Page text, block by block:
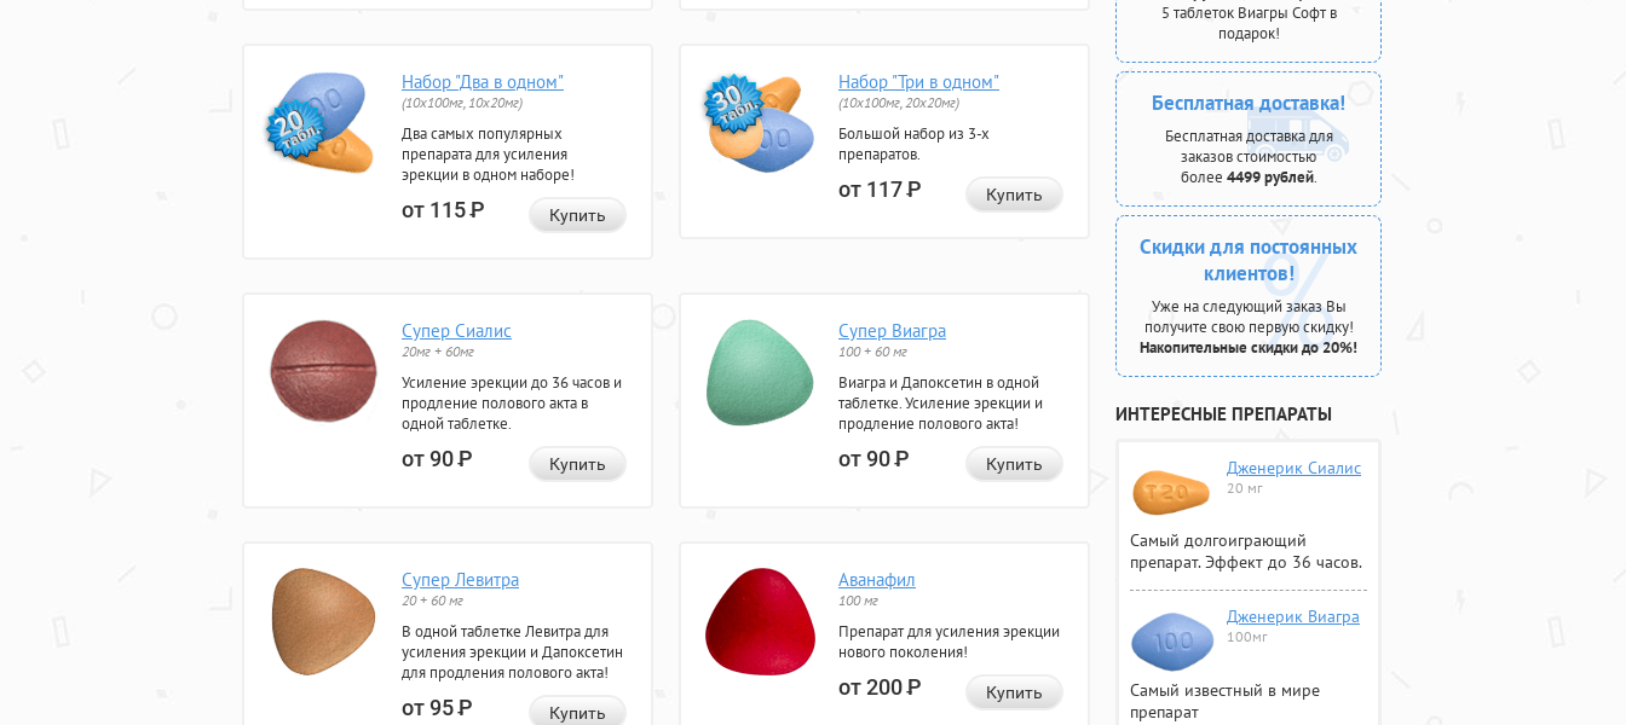
Набор "Два в одном"
(10x100мг, 10x20мг)
Два самых популярных
препарата для усиления
эрекции в одном наборе!
от 115Р Купить
Набор "Три в одном"
(10x100мг, 20x20мг)
Большой набор из 3-х
препаратов.
от 117Р Купить
Супер Сиалис
20мг + 60мг
Усиление эрекции до 36 часов и
продление полового акта в
одной таблетке.
от 90Р Купить
Супер Виагра
100 + 60 мг
Виагра и Дапоксетин в одной
таблетке. Усиление эрекции и
продление полового акта!
от 90Р Купить
Супер Левитра
20 + 60 мг
В одной таблетке Левитра для
усиления эрекции и Дапоксетин
для продления полового акта!
от 95Р Купить
Аванафил
100 мг
Препарат для усиления эрекции
нового поколения!
от 200Р Купить
5 таблеток Виагры Софт в
подарок!
Бесплатная доставка!
Бесплатная доставка для
заказов стоимостью
более 4499 рублей.
Скидки для постоянных
клиентов!
Уже на следующий заказ Вы
получите свою первую скидку!
Накопительные скидки до 20%!
ИНТЕРЕСНЫЕ ПРЕПАРАТЫ
Дженерик Сиалис
20 мг
Самый долгоиграющий
препарат. Эффект до 36 часов.
Дженерик Виагра
100мг
Самый известный в мире
препарат